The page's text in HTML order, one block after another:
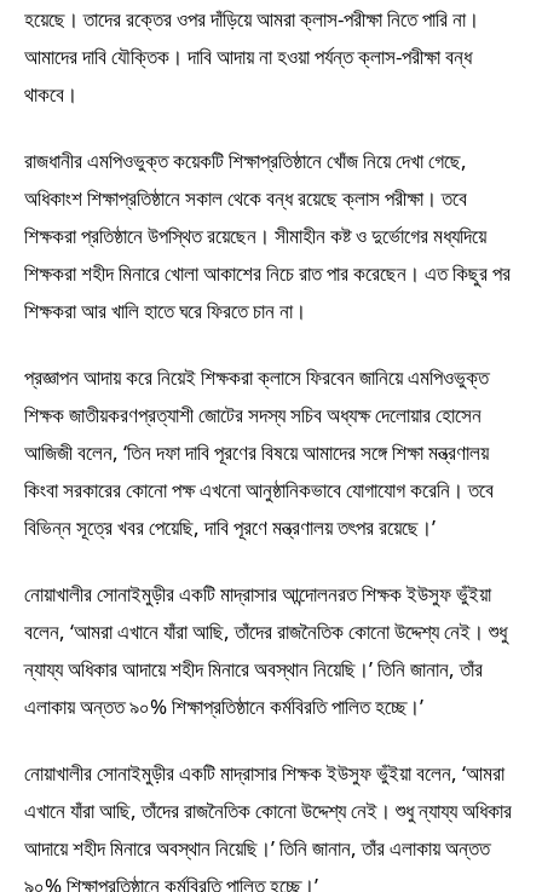
হয়েছে। তাদের রক্তের ওপর দাঁড়িয়ে আমরা ক্লাস-পরীক্ষা নিতে পারি না।
আমাদের দাবি যৌক্তিক। দাবি আদায় না হওয়া পর্যন্ত ক্লাস-পরীক্ষা বন্ধ
থাকবে।
রাজধানীর এমপিওভুক্ত কয়েকটি শিক্ষাপ্রতিষ্ঠানে খোঁজ নিয়ে দেখা গেছে,
অধিকাংশ শিক্ষাপ্রতিষ্ঠানে সকাল থেকে বন্ধ রয়েছে ক্লাস পরীক্ষা। তবে
শিক্ষকরা প্রতিষ্ঠানে উপস্থিত রয়েছেন। সীমাহীন কষ্ট ও দুর্ভোগের মধ্যদিয়ে
শিক্ষকরা শহীদ মিনারে খোলা আকাশের নিচে রাত পার করেছেন। এত কিছুর পর
শিক্ষকরা আর খালি হাতে ঘরে ফিরতে চান না।
প্রজ্ঞাপন আদায় করে নিয়েই শিক্ষকরা ক্লাসে ফিরবেন জানিয়ে এমপিওভুক্ত
শিক্ষক জাতীয়করণপ্রত্যাশী জোটের সদস্য সচিব অধ্যক্ষ দেলোয়ার হোসেন
আজিজী বলেন, ‘তিন দফা দাবি পূরণের বিষয়ে আমাদের সঙ্গে শিক্ষা মন্ত্রণালয়
কিংবা সরকারের কোনো পক্ষ এখনো আনুষ্ঠানিকভাবে যোগাযোগ করেনি। তবে
বিভিন্ন সূত্রে খবর পেয়েছি, দাবি পূরণে মন্ত্রণালয় তৎপর রয়েছে।’
নোয়াখালীর সোনাইমুড়ীর একটি মাদ্রাসার আন্দোলনরত শিক্ষক ইউসুফ ভুঁইয়া
বলেন, ‘আমরা এখানে যাঁরা আছি, তাঁদের রাজনৈতিক কোনো উদ্দেশ্য নেই। শুধু
ন্যায্য অধিকার আদায়ে শহীদ মিনারে অবস্থান নিয়েছি।’ তিনি জানান, তাঁর
এলাকায় অন্তত ৯০% শিক্ষাপ্রতিষ্ঠানে কর্মবিরতি পালিত হচ্ছে।’
নোয়াখালীর সোনাইমুড়ীর একটি মাদ্রাসার শিক্ষক ইউসুফ ভুঁইয়া বলেন, ‘আমরা
এখানে যাঁরা আছি, তাঁদের রাজনৈতিক কোনো উদ্দেশ্য নেই। শুধু ন্যায্য অধিকার
আদায়ে শহীদ মিনারে অবস্থান নিয়েছি।’ তিনি জানান, তাঁর এলাকায় অন্তত
৯০% শিক্ষাপ্রতিষ্ঠানে কর্মবিরতি পালিত হচ্ছে।’